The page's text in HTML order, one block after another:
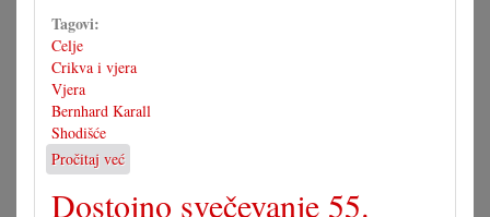
Tagovi:
Celje
Crikva i vjera
Vjera
Bernhard Karall
Shodišće
Pročitaj već
Jubilarno
stoveto
Dostojno svečevanje 55.